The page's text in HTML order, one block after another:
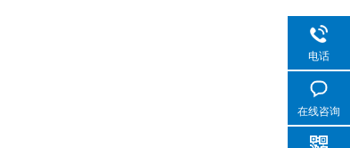
电话
在线咨询